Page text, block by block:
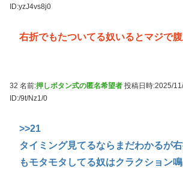
ID:yzJ4vs8j0
右折でもたついてる奴いるとマジで
32 名前:押しボタン式の匿名希望者 投稿日時:2025/
ID:/9t/Nz1/0
>>21
タイミング見てるならまだわかるが
もモタモタしてる奴はクラクション